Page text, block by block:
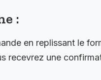
:
en replissant le
recevrez une